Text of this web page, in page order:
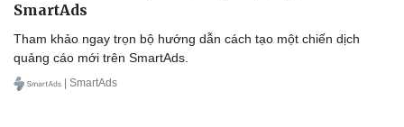
SmartAds
Tham khảo ngay trọn bộ hướng dẫn cách tạo một chiến dịch
quảng cáo mới trên SmartAds.
| SmartAds